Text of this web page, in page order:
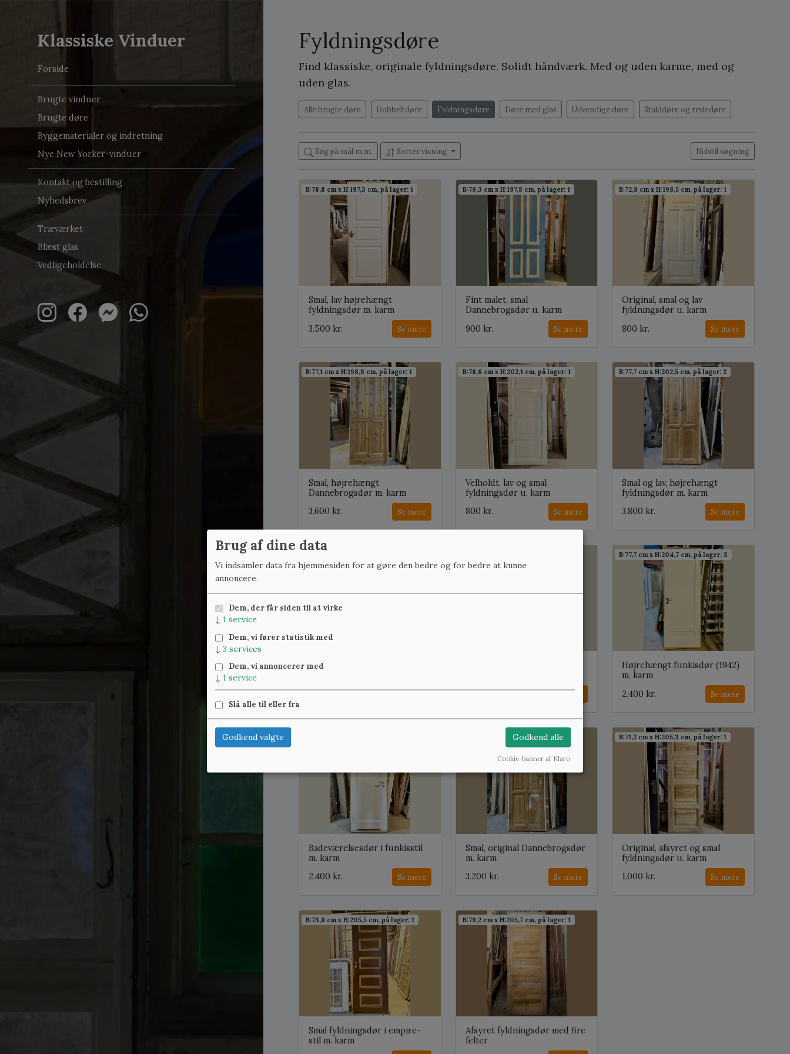
Klassiske Vinduer
Forside
Brugte vinduer
Brugte døre
Byggematerialer og indretning
Nye New Yorker-vinduer
Kontakt og bestilling
Nyhedsbrev
Træværket
Blæst glas
Vedligeholdelse
Fyldningsdøre
Find klassiske, originale fyldningsdøre. Solidt håndværk. Med og uden karme, med og
uden glas.
Alle brugte døre Dobbeltdøre Fyldningsdøre Døre med glas Udvendige døre Stalddøre og revledøre
Søg på mål m.m. Sortér visning Nulstil søgning
B:78,8 cm x H:197,3 cm, på lager: 1
Smal, lav højrehængt
fyldningsdør m. karm
3.500 kr.
Se mere
B:79,3 cm x H:197,8 cm, på lager: 1
Fint malet, smal
Dannebrogsdør u. karm
900 kr.
Se mere
B:72,8 cm x H:198,5 cm, på lager: 1
Original, smal og lav
fyldningsdør u. karm
800 kr.
Se mere
B:77,1 cm x H:198,8 cm, på lager: 1
Smal, højrehængt
Dannebrogsdør m. karm
3.600 kr.
Se mere
B:78,6 cm x H:202,1 cm, på lager: 1
Velholdt, lav og smal
fyldningsdør u. karm
800 kr.
Se mere
B:77,7 cm x H:202,5 cm, på lager: 2
Smal og lav, højrehængt
fyldningsdør m. karm
3.800 kr.
Se mere
Skydedør med smukke felter
3.600 kr.
900 kr.
B:77,7 cm x H:204,7 cm, på lager: 3
Højrehængt funkisdør (1942)
m. karm
2.400 kr.
Se mere
Badeværelsesdør i funkisstil
m. karm
2.400 kr.
Se mere
B:77,2 cm x H:205 cm, på lager: 1
Smal, original Dannebrogsdør
m. karm
3.200 kr.
Se mere
B:71,2 cm x H:205,3 cm, på lager: 1
Original, afsyret og smal
fyldningsdør u. karm
1.000 kr.
Se mere
B:73,8 cm x H:205,5 cm, på lager: 1
Smal fyldningsdør i empire-
stil m. karm
B:79,2 cm x H:205,7 cm, på lager: 1
Afsyret fyldningsdør med fire
felter
Brug af dine data
Vi indsamler data fra hjemmesiden for at gøre den bedre og for bedre at kunne
annoncere.
Dem, der får siden til at virke
↓ 1 service
Dem, vi fører statistik med
↓ 3 services
Dem, vi annoncerer med
↓ 1 service
Slå alle til eller fra
Godkend valgte Godkend alle
Cookie-banner af Klaro